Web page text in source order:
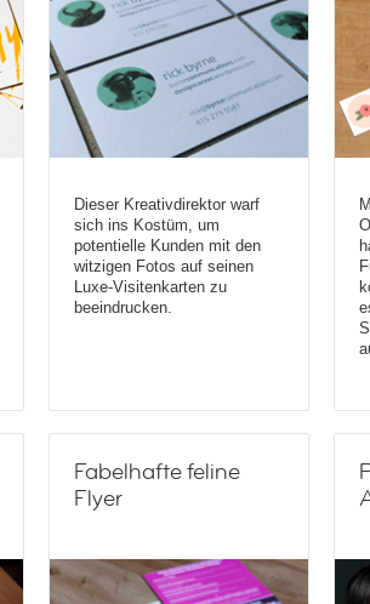
Dieser Kreativdirektor warf
sich ins Kostüm, um
potentielle Kunden mit den
witzigen Fotos auf seinen
Luxe-Visitenkarten zu
beeindrucken.
Fabelhafte feline
Flyer